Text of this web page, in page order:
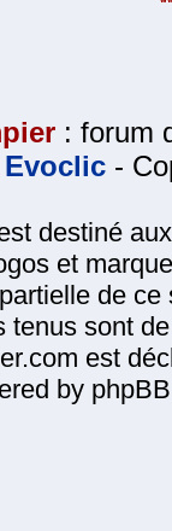
: forum
Evoclic -
destiné
et
de
tenus sont
est
by